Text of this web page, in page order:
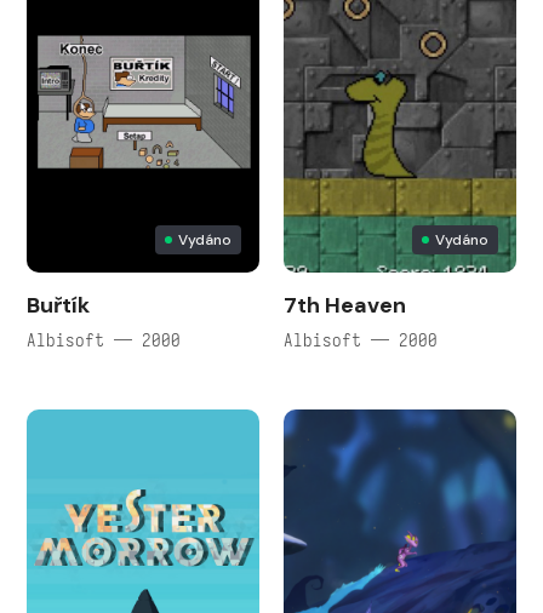
Vydáno
Buřtík
Albisoft — 2000
Vydáno
7th Heaven
Albisoft — 2000